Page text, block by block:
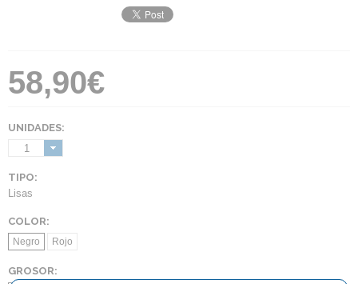
58,90€
UNIDADES:
1
TIPO:
Lisas
COLOR:
Negro Rojo
GROSOR: